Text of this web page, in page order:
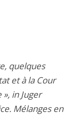
quelques
et à la Cour
in Juger
Mélanges en